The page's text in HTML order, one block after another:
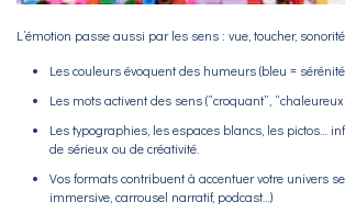
L’émotion passe aussi par les sens : vue, toucher,
Les couleurs évoquent des humeurs (bleu =
Les mots activent des sens (“croquant”,
Les typographies, les espaces blancs, les pictos…
de sérieux ou de créativité.
Vos formats contribuent à accentuer votre univers
immersive, carrousel narratif, podcast…)